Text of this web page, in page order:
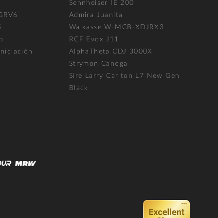
Sennheiser IE 200
Admira Juanita
Walkasse W-MCB-XDJRX3
RCF Evox J11
AlphaTheta CDJ 3000X
Strymon Canoga
Sire Larry Carlton L7 New Gen
Black